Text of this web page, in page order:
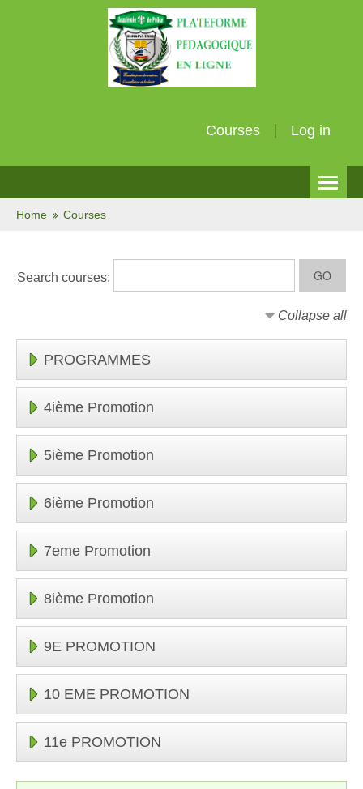
Courses Log in
English (en)
Home Courses
Search courses:
Collapse all
PROGRAMMES
4ième Promotion
5ième Promotion
6ième Promotion
7eme Promotion
8ième Promotion
9E PROMOTION
10 EME PROMOTION
11e PROMOTION